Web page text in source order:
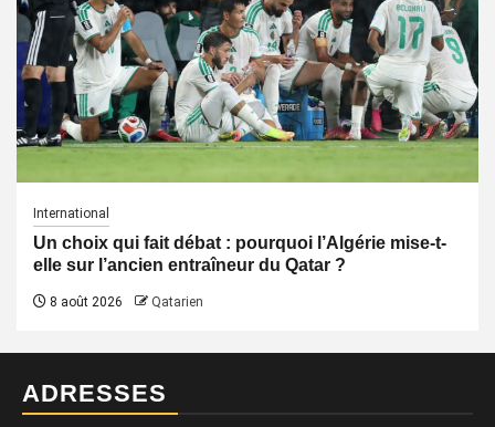
International
Un choix qui fait débat : pourquoi l’Algérie mise-t-
elle sur l’ancien entraîneur du Qatar ?
8 août 2026 Qatarien
ADRESSES